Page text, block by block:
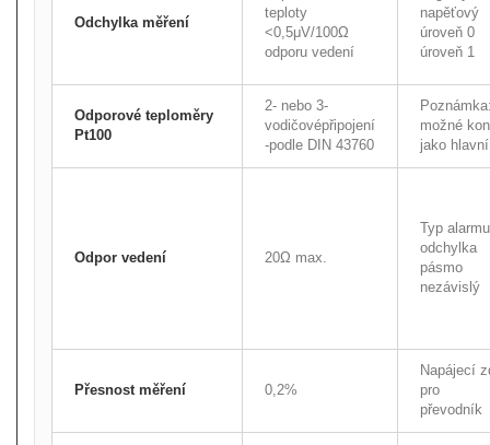
Odchylka měření
teploty
<0,5μV/100Ω
odporu vedení
napěťový
úroveň 0
úroveň 1
Odporové teploměry
Pt100
2- nebo 3-
vodičovépřipojení
-podle DIN 43760
možné
jako
Odpor vedení 20Ω max.
Typ
odchylka
pásmo
nezávislý
Přesnost měření 0,2%
Napájecí
pro
převodník